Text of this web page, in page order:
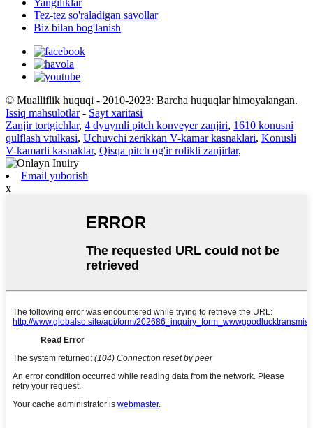
Tez-tez so'raladigan savollar
Biz bilan bog'lanish
© Mualliflik huquqi - 2010-2023: Barcha huquqlar himoyalangan.
Issiq mahsulotlar- Sayt xaritasi
Zanjir tortgichlar, 4 dyuymli pitch konveyer zanjiri, 1610 konusni
qulflash vtulkasi, Uchuvchi zerikkan V-kamar kasnaklari, Konusli
V-kamarli kasnaklar, Qisqa pitch og'ir rolikli zanjirlar,
Email yuborish
x